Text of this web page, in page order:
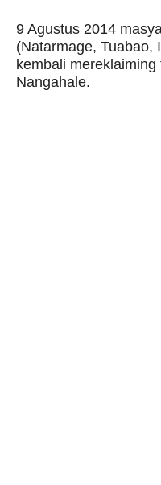
9 Agustus 2014
(Natarmage, Tuabao,
kembali
Nangahale.